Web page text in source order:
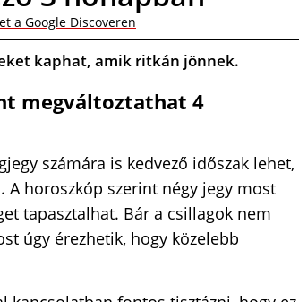
a Google Discoveren
kaphat, amik ritkán jönnek.
megváltoztathat 4
számára is kedvező időszak lehet,
A horoszkóp szerint négy jegy most
tapasztalhat. Bár a csillagok nem
úgy érezhetik, hogy közelebb